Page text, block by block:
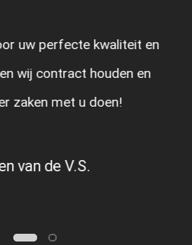
uw perfecte kwaliteit en
wij contract houden en
zaken met u doen!
van de V.S.